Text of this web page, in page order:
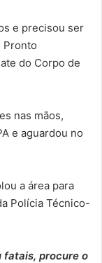
e precisou ser
Pronto
do Corpo de
nas mãos,
e aguardou no
a área para
Polícia Técnico-
fatais, procure o